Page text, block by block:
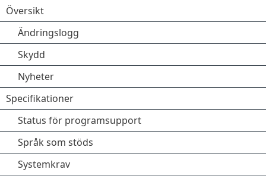
Översikt
Ändringslogg
Skydd
Nyheter
Specifikationer
Status för programsupport
Språk som stöds
Systemkrav